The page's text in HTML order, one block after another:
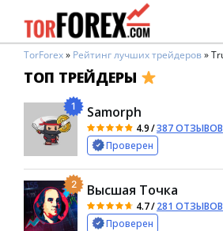
TorForex» Рейтинг лучших трейдеров»
ТОП ТРЕЙДЕРЫ
1 Samorph
4.9/387 ОТЗЫВОВ
Проверен
2 Высшая Точка
4.7/281 ОТЗЫВОВ
Проверен